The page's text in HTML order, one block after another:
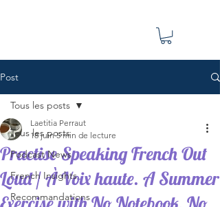
Post
Tous les posts
Podcast News
French Insights
Recommandations
Tous les posts
Practise Speaking French Out
Loud / À Voix haute. A Summer
Laetitia Perraut
18 juin 5 min de lecture